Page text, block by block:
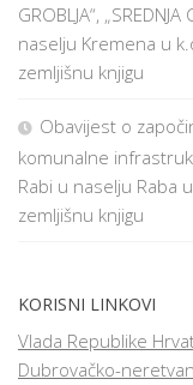
GROBLJA“,
naselju Kremena u
zemljišnu knjigu
Obavijest o
komunalne
Rabi u naselju Raba
zemljišnu knjigu
KORISNI LINKOVI
Vlada Republike
Dubrovačko-